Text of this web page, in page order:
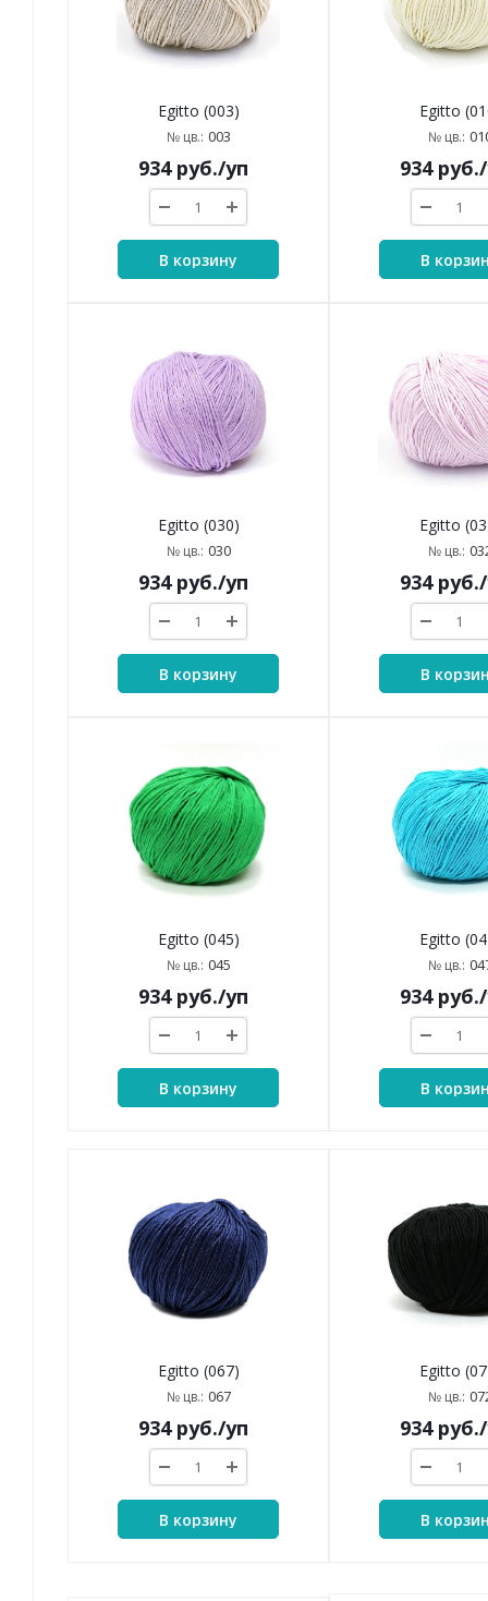
Egitto (003)
№ цв.: 003
934руб./уп
В корзину
Egitto
№ цв.:
934руб.
В
Egitto (030)
№ цв.: 030
934руб./уп
В корзину
Egitto
№ цв.:
934руб.
В
Egitto (045)
№ цв.: 045
934руб./уп
В корзину
Egitto
№ цв.:
934руб.
В
Egitto (067)
№ цв.: 067
934руб./уп
В корзину
Egitto
№ цв.:
934руб.
В